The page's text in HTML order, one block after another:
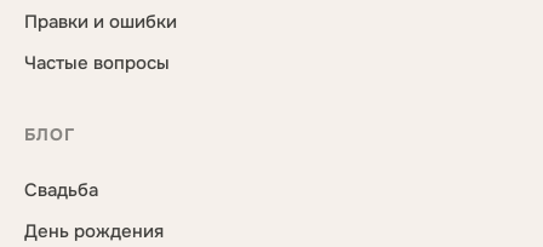
Правки и ошибки
Частые вопросы
БЛОГ
Свадьба
День рождения